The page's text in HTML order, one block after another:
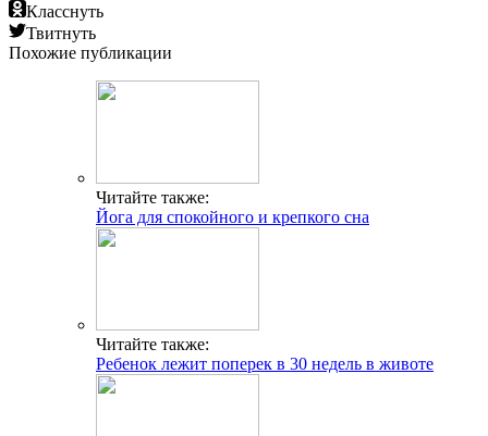
Класснуть
Твитнуть
Похожие публикации
Читайте также:
Йога для спокойного и крепкого сна
Читайте также:
Ребенок лежит поперек в 30 недель в животе